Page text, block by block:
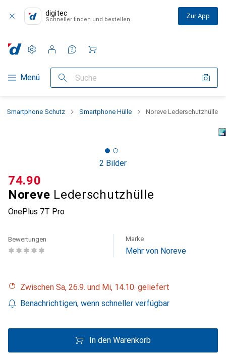
digitec
Schneller finden und bestellen Zur App
Navigation nach Kategorien
Menü Suche
Einstellungen
Kundenkonto
Vergleichslisten
Merklisten
Warenkorb
Smartphone Schutz Smartphone Hülle Noreve Lederschutzhülle
2 Bilder
Noreve Lederschutzhülle
OnePlus 7T Pro
CHF
74.90
Bewertungen Marke
Mehr von Noreve
Zwischen Sa, 26.9. und Mi, 14.10. geliefert
Benachrichtigen, wenn schneller verfügbar
In den Warenkorb